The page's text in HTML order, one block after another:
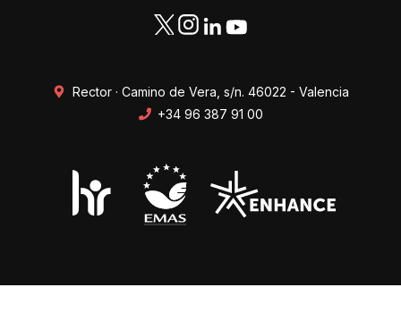
Rector · Camino de Vera, s/n. 46022 - Valencia
+34 96 387 91 00